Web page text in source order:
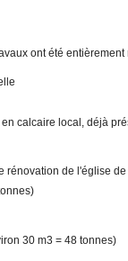
ont été
calcaire local, déjà
rénovation de l'église
30 m3 = 48 tonnes)